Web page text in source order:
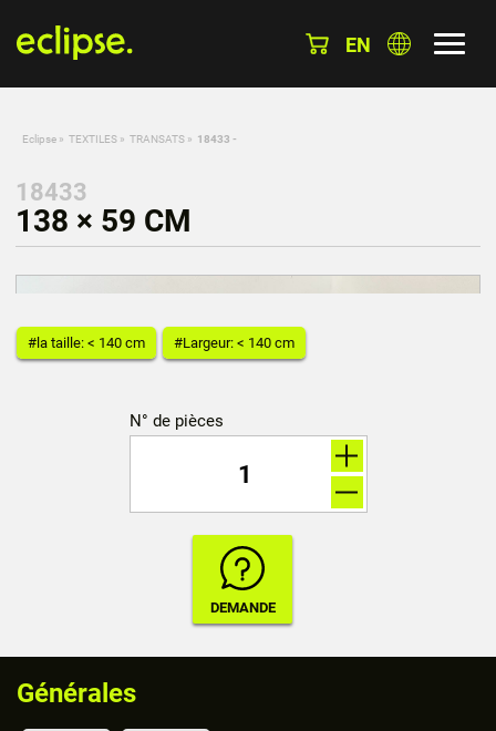
EN
Eclipse » TEXTILES » TRANSATS » 18433 -
18433
138 × 59 CM
#la taille: < 140 cm #Largeur: < 140 cm
N° de pièces
Générales